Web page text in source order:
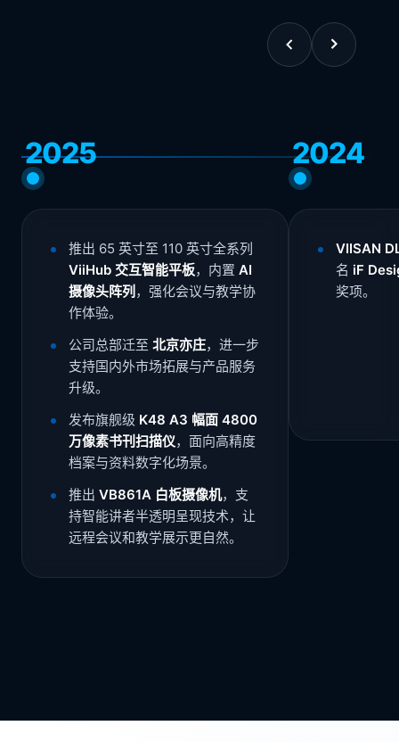
2025
推出 65 英寸至 110 英寸全系列
ViiHub 交互智能平板，内置 AI
摄像头阵列 ，强化会议与教学协
作体验。
公司总部迁至 北京亦庄，进一步
支持国内外市场拓展与产品服务
升级。
发布旗舰级 K48 A3 幅面 4800
万像素书刊扫描仪，面向高精度
档案与资料数字化场景。
推出 VB861A 白板摄像机，支
持智能讲者半透明呈现技术，让
远程会议和教学展示更自然。
2024
VIISAN
名 iF
奖项。